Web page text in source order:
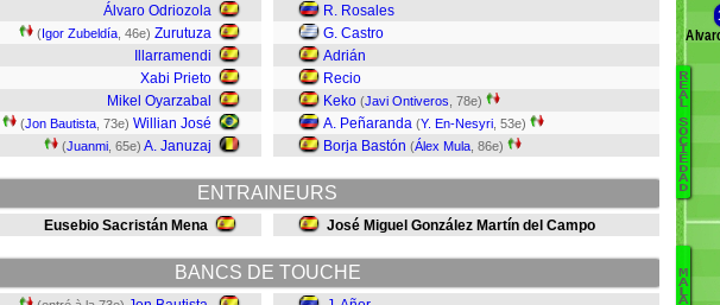
Álvaro Odriozola
(Igor Zubeldía , 46e) Zurutuza
Illarramendi
Xabi Prieto
Mikel Oyarzabal
(Jon Bautista , 73e) Willian José
(Juanmi , 65e) A. Januzaj
R. Rosales
G. Castro
Adrián
Recio
Keko (Javi Ontiveros , 78e)
A. Peñaranda (Y. En-Nesyri , 53e)
Borja Bastón (Álex Mula , 86e)
ENTRAINEURS
Eusebio Sacristán Mena José Miguel González Martín del Campo
BANCS DE TOUCHE
R
E
A
L
S
O
C
I
E
D
A
D
M
A
L
A